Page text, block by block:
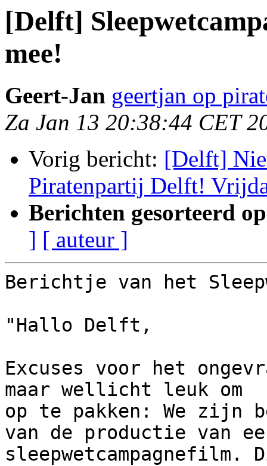
[Delft]
mee!
Geert-Jan geertjan op
Za Jan 13 20:38:44 CET
Vorig bericht: [Delft]
Piratenpartij Delft!
Berichten gesorteerd
] [ auteur ]
Berichtje van het
"Hallo Delft,
Excuses voor het
maar wellicht leuk om
op te pakken: We zijn
van de productie van